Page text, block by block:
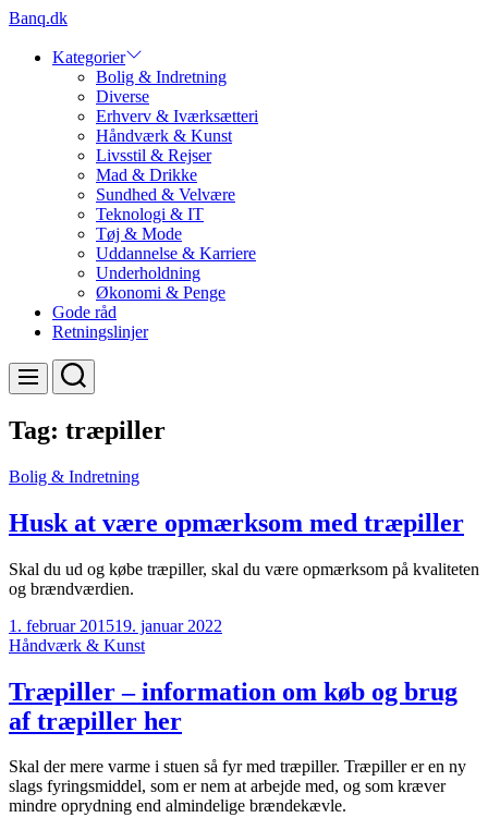
Skip
content
Banq.dk
Kategorier
Bolig & Indretning
Diverse
Erhverv & Iværksætteri
Håndværk & Kunst
Livsstil & Rejser
Mad & Drikke
Sundhed & Velvære
Teknologi & IT
Tøj & Mode
Uddannelse & Karriere
Underholdning
Økonomi & Penge
Gode råd
Retningslinjer
Menu Search
Tag: træpiller
Bolig & Indretning
Husk at være opmærksom med træpiller
Skal du ud og købe træpiller, skal du være opmærksom på kvaliteten
og brændværdien.
1. februar 201519. januar 2022
Håndværk & Kunst
Træpiller – information om køb og brug
af træpiller her
Skal der mere varme i stuen så fyr med træpiller. Træpiller er en ny
slags fyringsmiddel, som er nem at arbejde med, og som kræver
mindre oprydning end almindelige brændekævle.